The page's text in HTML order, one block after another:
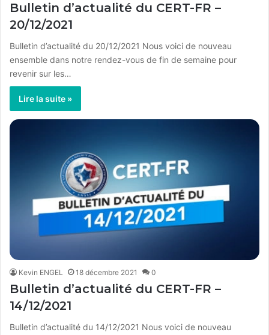
Bulletin d’actualité du CERT-FR –
20/12/2021
Bulletin d’actualité du 20/12/2021 Nous voici de nouveau
ensemble dans notre rendez-vous de fin de semaine pour
revenir sur les…
Lire la suite »
Kevin ENGEL 18 décembre 2021 0
Bulletin d’actualité du CERT-FR –
14/12/2021
Bulletin d’actualité du 14/12/2021 Nous voici de nouveau